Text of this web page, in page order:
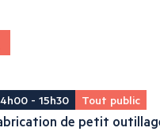
- 15h30 Tout public
de petit